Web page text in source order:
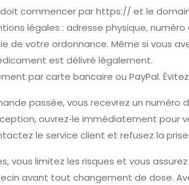
doit commencer par https:// et le
légales : adresse physique,
de votre ordonnance. Même si vous
est délivré légalement.
par carte bancaire ou PayPal.
passée, vous recevrez un numéro
ouvrez‑le immédiatement pour
le service client et refusez la
vous limitez les risques et vous
avant tout changement de dose.